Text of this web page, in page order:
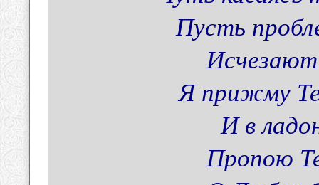
Пусть
Исчезают
Я прижму
И в
Пропою